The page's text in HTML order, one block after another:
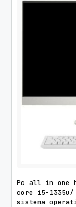
Pc all in one
core i5-
sistema